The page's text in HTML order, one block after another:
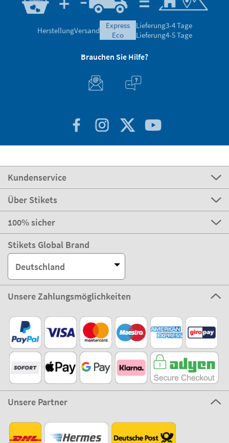
HerstellungVersand
express
eco
Lieferung3-4 Tage
Lieferung4-5 Tage
Brauchen Sie Hilfe?
Kundenservice
Über Stikets
100% sicher
Stikets Global Brand
Deutschland
Unsere Zahlungsmöglichkeiten
Unsere Partner